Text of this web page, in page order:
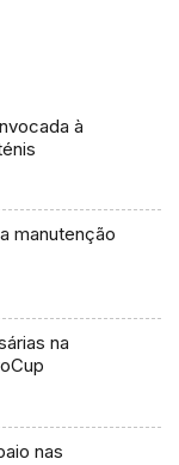
à
manutenção
na
nas